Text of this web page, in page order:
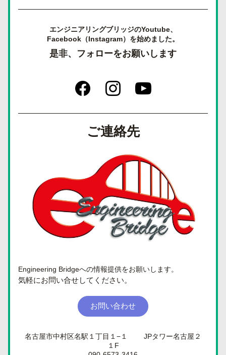
エンジニアリングブリッジのYoutube、
Facebook（Instagram）を始めました。
是非、フォローをお願いします
ご連絡先
Engineering Bridgeへの情報提供をお願いします。
気軽にお問い合せしてください。
お問い合わせ
名古屋市中村区名駅１丁目１−１ 　　JPタワー名古屋２
１F